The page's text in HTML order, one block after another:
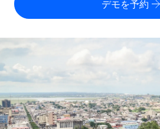
世界中の契約社員と法令を遵守して
世界中の契約社員をオンボーディン
複雑な雇用関連業務を外部委託
インフラ
Remoteを他社と比較
成長の段階
スタートアップ
成長中の企業向けのアジャイルなグ
リューション
従業員コスト計算ツール
グローバルな契約社員向けに、通貨
ドを確認する
REMOTEで学習
English
Nederlands
Français
Deutsch
デモを予約